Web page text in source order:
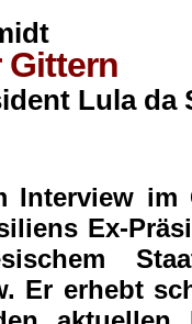
Gittern
Lula da
Interview im
Ex-
Er erhebt